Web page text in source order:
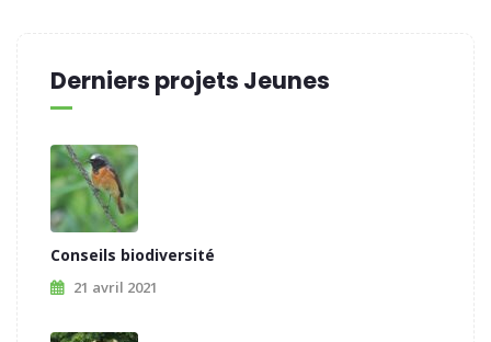
Derniers projets Jeunes
Conseils biodiversité
21 avril 2021